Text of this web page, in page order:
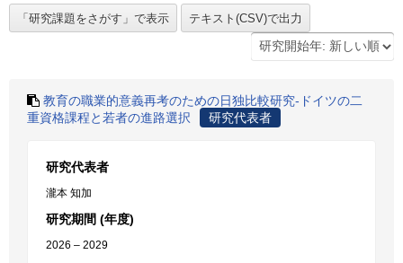
教育の職業的意義再考のための日独比較研究-ドイツの二
重資格課程と若者の進路選択
研究代表者
研究代表者
瀧本 知加
研究期間 (年度)
2026 – 2029